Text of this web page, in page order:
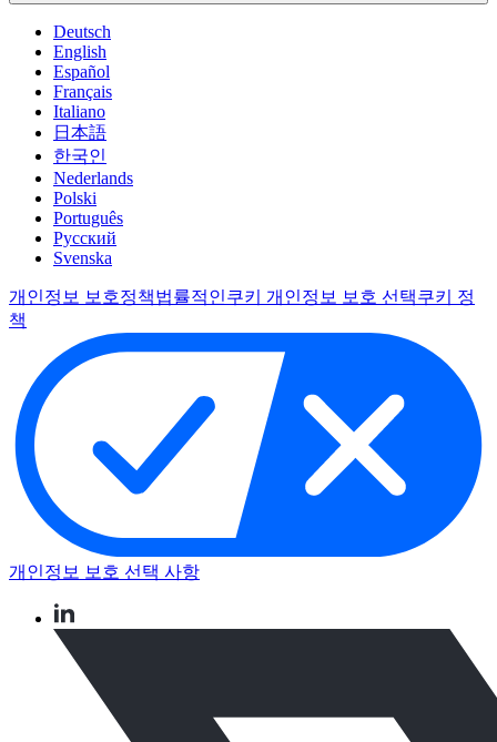
Deutsch
English
Español
Français
Italiano
日本語
한국인
Nederlands
Polski
Português
Pусский
Svenska
개인정보 보호정책법률적인쿠키 개인정보 보호 선택쿠키 정
책
개인정보 보호 선택 사항